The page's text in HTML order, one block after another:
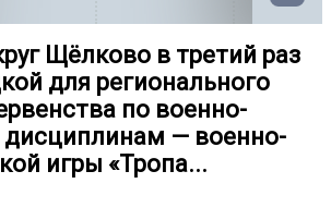
Щёлково в третий раз
для регионального
по военно-
— военно-
игры «Тропа...